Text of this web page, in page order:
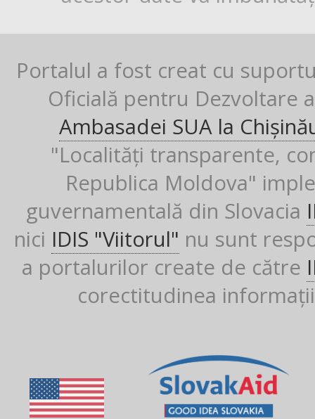
Portalul a fost creat cu
Oficială pentru Dezvoltare
Ambasadei SUA la
"Localități transparente,
Republica Moldova"
guvernamentală din Slovacia
nici IDIS "Viitorul" nu sunt
a portalurilor create de către
corectitudinea